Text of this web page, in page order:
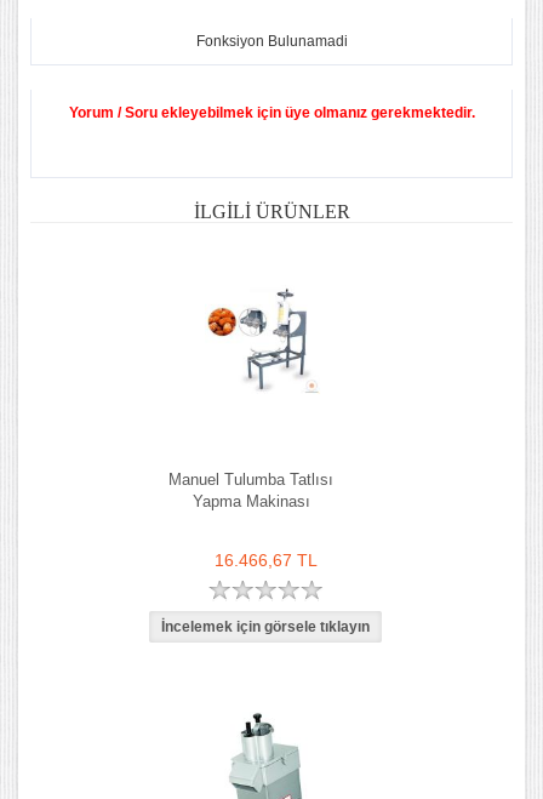
Fonksiyon Bulunamadi
Yorum / Soru ekleyebilmek için üye olmanız gerekmektedir.
İLGILI ÜRÜNLER
Manuel Tulumba Tatlısı
Yapma Makinası
16.466,67 TL